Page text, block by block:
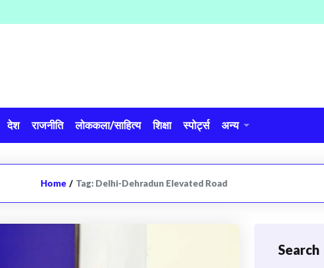
देश राजनीति लोककला/साहित्य शिक्षा स्पोर्ट्स अन्य
Home / Tag: Delhi-Dehradun Elevated Road
Search